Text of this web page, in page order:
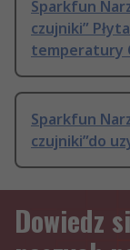
Sparkfun
czujniki”
temperatury
Sparkfun
czujniki”do
Dowiedz